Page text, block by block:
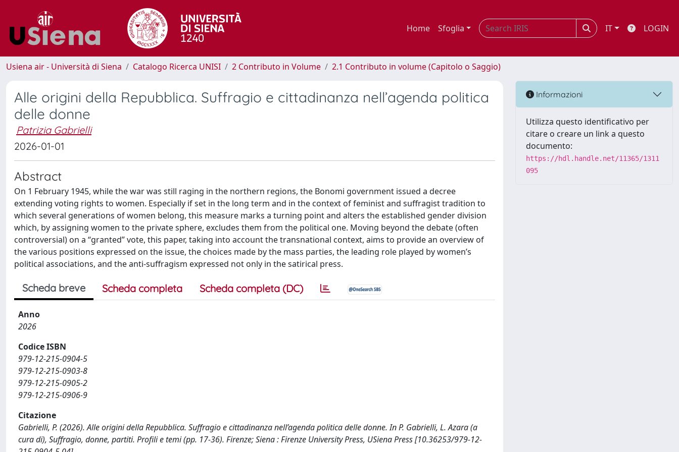
Home Sfoglia IT LOGIN
Usiena air - Università di Siena Catalogo Ricerca UNISI 2 Contributo in Volume 2.1 Contributo in volume (Capitolo o Saggio)
Alle origini della Repubblica. Suffragio e cittadinanza nell’agenda politica
delle donne
Patrizia Gabrielli
2026-01-01
Abstract
On 1 February 1945, while the war was still raging in the northern regions, the Bonomi government issued a decree
extending voting rights to women. Especially if set in the long term and in the context of feminist and suffragist tradition to
which several generations of women belong, this measure marks a turning point and alters the established gender division
which, by assigning women to the private sphere, excludes them from the political one. Moving beyond the debate (often
controversial) on a “granted” vote, this paper, taking into account the transnational context, aims to provide an overview of
the various positions expressed on the issue, the choices made by the mass parties, the leading role played by women’s
political associations, and the anti-suffragism expressed not only in the satirical press.
Scheda breve Scheda completa Scheda completa (DC)
Anno
2026
Codice ISBN
979-12-215-0904-5
979-12-215-0903-8
979-12-215-0905-2
979-12-215-0906-9
Citazione
Gabrielli, P. (2026). Alle origini della Repubblica. Suffragio e cittadinanza nell’agenda politica delle donne. In P. Gabrielli, L. Azara (a
cura di), Suffragio, donne, partiti. Profili e temi (pp. 17-36). Firenze; Siena : Firenze University Press, USiena Press [10.36253/979-12-
Informazioni
Utilizza questo identificativo per
citare o creare un link a questo
documento:
https://hdl.handle.net/11365/1311
095